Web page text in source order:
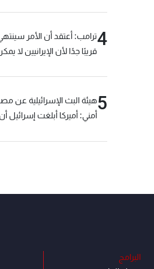
4ترامب: أعتقد أن الأمر
قريبًا جدًا لأن الإيرانيين لا
5هيئة البث الإسرائيلية عن
أمني: أميركا أبلغت إسرائيل أن
البرامج